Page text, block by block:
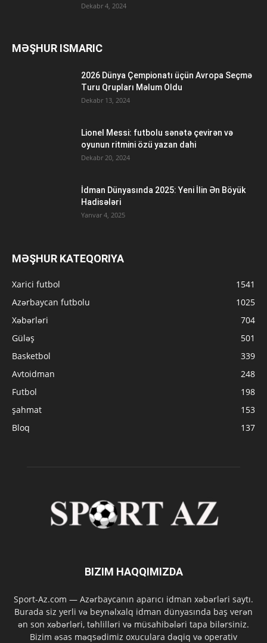
Dekabr 4, 2024
MƏŞHUR ISMARIC
2026 Dünya Çempionatı üçün Avropa Seçmə
Turu Qrupları Məlum Oldu
Dekabr 13, 2024
Lionel Messi: futbolu sənətə çevirən və
oyunun ritmini özü yazan dahi
Dekabr 20, 2024
İdman Dünyasında 2025: Yeni İlin Ən Böyük
Hadisələri
Yanvar 4, 2025
MƏŞHUR KATEQORIYA
Xarici futbol
1541
Azərbaycan futbolu
1025
Xəbərləri
704
Güləş
501
Basketbol
339
Avtoidman
248
Futbol
198
şahmat
153
Bloq
137
BIZIM HAQQIMIZDA
Sport-Az.com — Azərbaycanın aparıcı idman xəbərləri saytı.
Burada siz yerli və beynəlxalq idman dünyasında baş verən
ən son xəbərləri, təhlilləri və müsahibələri tapa bilərsiniz.
Bizim əsas məqsədimiz oxuculara dəqiq və operativ